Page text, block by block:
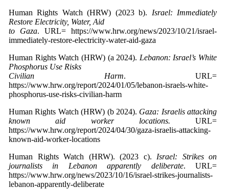
Human Rights Watch (HRW) (2023 b). Israel: Immediately
Restore Electricity, Water, Aid
to Gaza. URL= https://www.hrw.org/news/2023/10/21/israel-
immediately-restore-electricity-water-aid-gaza
Human Rights Watch (HRW) (a 2024). Lebanon: Israel’s White
Phosphorus Use Risks
Civilian Harm. URL=
https://www.hrw.org/report/2024/01/05/lebanon-israels-white-
phosphorus-use-risks-civilian-harm
Human Rights Watch (HRW) (b 2024). Gaza: Israelis attacking
known aid worker locations. URL=
https://www.hrw.org/report/2024/04/30/gaza-israelis-attacking-
known-aid-worker-locations
Human Rights Watch (HRW). (2023 c). Israel: Strikes on
journalists in Lebanon apparently deliberate. URL=
https://www.hrw.org/news/2023/10/16/israel-strikes-journalists-
lebanon-apparently-deliberate